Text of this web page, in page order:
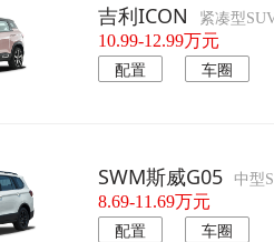
吉利ICON 紧凑型
10.99-12.99万元
配置 车圈
SWM斯威G05 中型
8.69-11.69万元
配置 车圈